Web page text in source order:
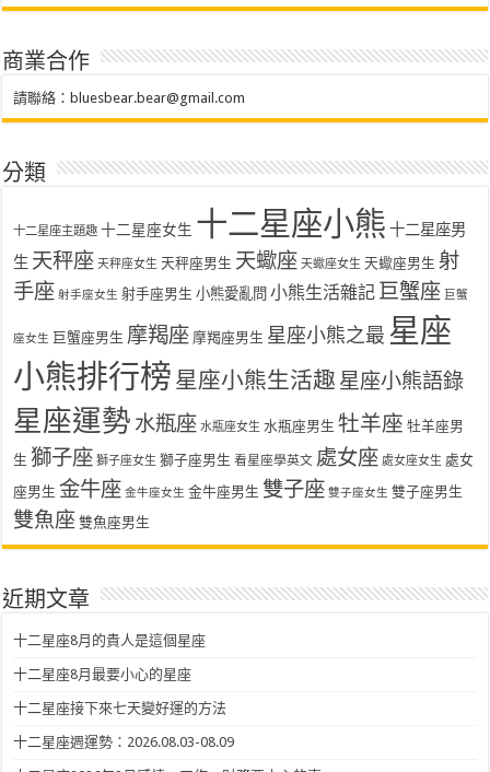
商業合作
請聯絡： bluesbear.bear@gmail.com
分類
十二星座主題趣 十二星座女生 十二星座小熊 十二星座男
生 天秤座 天秤座女生 天秤座男生 天蠍座 天蠍座女生 天蠍座男生 射
手座 射手座女生 射手座男生 小熊愛亂問 小熊生活雜記 巨蟹座 巨蟹
座女生 巨蟹座男生 摩羯座 摩羯座男生 星座小熊之最 星座
小熊排行榜 星座小熊生活趣 星座小熊語錄
星座運勢 水瓶座 水瓶座女生 水瓶座男生 牡羊座 牡羊座男
生 獅子座 獅子座女生 獅子座男生 看星座學英文 處女座 處女座女生 處女
座男生 金牛座 金牛座女生 金牛座男生 雙子座 雙子座女生 雙子座男生
雙魚座 雙魚座男生
近期文章
十二星座8月的貴人是這個星座
十二星座8月最要小心的星座
十二星座接下來七天變好運的方法
十二星座週運勢：2026.08.03-08.09